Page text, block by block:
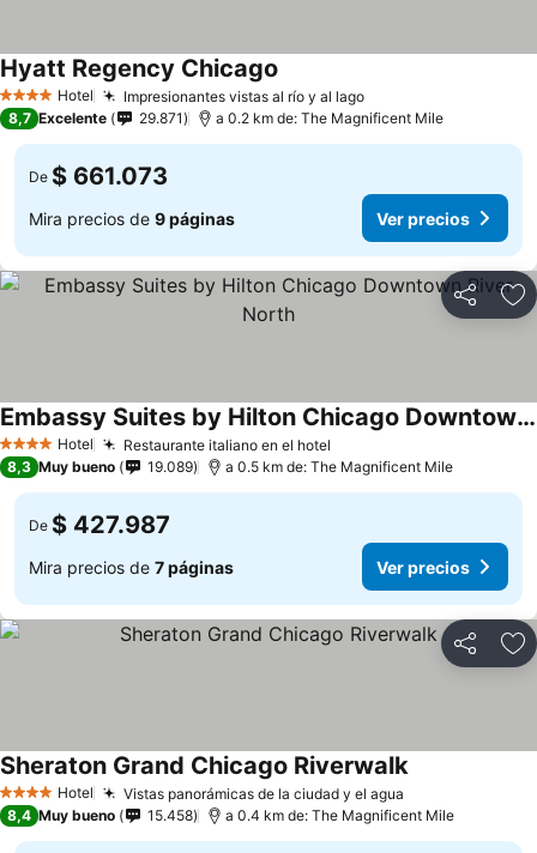
4 EstrellasHotel Impresionantes vistas al río y al lago
Hyatt Regency Chicago
8,7 Excelente 29.871 a 0.2 km de: The Magnificent Mile
De $ 661.073
Mira precios de 9 páginas Ver precios
Compartir
4 EstrellasHotel Restaurante italiano en el hotel
Embassy Suites by Hilton Chicago Downtown River North
8,3 Muy bueno 19.089 a 0.5 km de: The Magnificent Mile
De $ 427.987
Mira precios de 7 páginas Ver precios
Compartir
4 EstrellasHotel Vistas panorámicas de la ciudad y el agua
Sheraton Grand Chicago Riverwalk
8,4 Muy bueno 15.458 a 0.4 km de: The Magnificent Mile